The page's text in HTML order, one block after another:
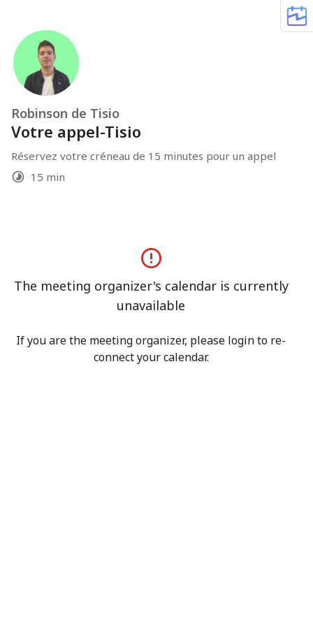
Robinson de Tisio
Votre appel-Tisio
Réservez votre créneau de 15 minutes pour un appel
15 min
The meeting organizer's calendar is currently
unavailable
If you are the meeting organizer, please login to re-
connect your calendar.